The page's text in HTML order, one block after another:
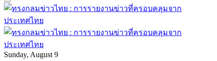
Sunday, August 9